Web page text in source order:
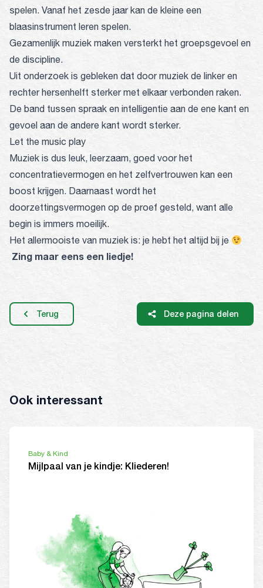
spelen. Vanaf het zesde jaar kan de kleine een
blaasinstrument leren spelen.
Gezamenlijk muziek maken versterkt het groepsgevoel en
de discipline.
Uit onderzoek is gebleken dat door muziek de linker en
rechter hersenhelft sterker met elkaar verbonden raken.
De band tussen spraak en intelligentie aan de ene kant en
gevoel aan de andere kant wordt sterker.
Let the music play
Muziek is dus leuk, leerzaam, goed voor het
concentratievermogen en het zelfvertrouwen kan een
boost krijgen. Daarnaast wordt het
doorzettingsvermogen op de proef gesteld, want alle
begin is immers moeilijk.
Het allermooiste van muziek is: je hebt het altijd bij je
Zing maar eens een liedje!
Terug Deze pagina delen
Ook interessant
Baby & Kind
Mijlpaal van je kindje: Kliederen!